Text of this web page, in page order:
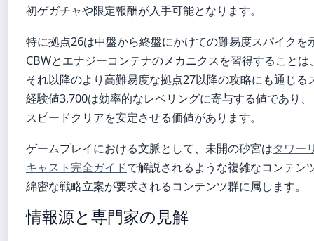
初ゲガチャや限定報酬が入手可能となります。
特に拠点26は中盤から終盤にかけての難易度スパイクを
CBWとエナジーコンテナのメカニクスを習得することは
それ以降のより高難易度な拠点27以降の攻略にも通じる
経験値3,700は効率的なレベリングに寄与する値であり、
スピードクリアを安定させる価値があります。
ゲームプレイにおける文脈として、未開の砂宮はタワー
キャスト完全ガイドで解説されるような複雑なコンテン
綿密な戦略立案が要求されるコンテンツ群に属します。
情報源と専門家の見解